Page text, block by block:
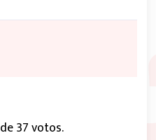
de 37 votos.